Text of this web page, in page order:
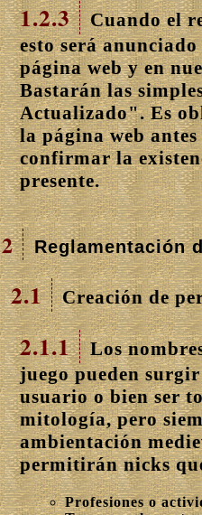
1.2.3
Cuando el
esto será
página web y en
Bastarán las
Actualizado". Es
la página web
confirmar la
presente.
2 Reglamentación
2.1 Creación de
2.1.1
Los
juego pueden
usuario o bien ser
mitología, pero
ambientación
permitirán nicks
Profesiones o